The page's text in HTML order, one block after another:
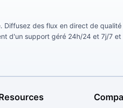
Diffusez des flux en direct de qualité
d'un support géré 24h/24 et 7j/7 et